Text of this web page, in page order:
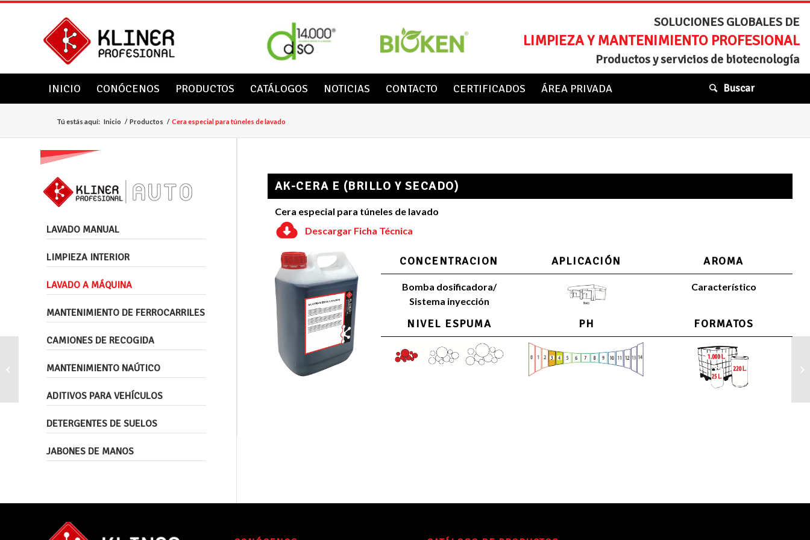
SOLUCIONES GLOBALES DE
LIMPIEZA Y MANTENIMIENTO PROFESIONAL
Productos y servicios de biotecnología
INICIO CONÓCENOS PRODUCTOS CATÁLOGOS NOTICIAS CONTACTO CERTIFICADOS ÁREA PRIVADA Buscar
Tú estás aquí: Inicio / Productos / Cera especial para túneles de lavado
AK-CERA E (BRILLO Y SECADO)
Cera especial para túneles de lavado
Descargar Ficha Técnica
CONCENTRACION APLICACIÓN AROMA
Bomba dosificadora/
Sistema inyección
Característico
NIVEL ESPUMA PH FORMATOS
LAVADO MANUAL
LIMPIEZA INTERIOR
LAVADO A MÁQUINA
MANTENIMIENTO DE FERROCARRILES
CAMIONES DE RECOGIDA
MANTENIMIENTO NAÚTICO
ADITIVOS PARA VEHÍCULOS
DETERGENTES DE SUELOS
JABONES DE MANOS
Detergente en polvo para boxes y
autoservicios